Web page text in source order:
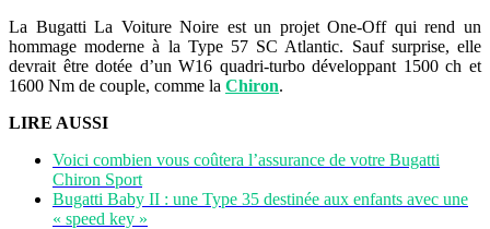
La Bugatti La Voiture Noire est un projet One-Off qui rend un
hommage moderne à la Type 57 SC Atlantic. Sauf surprise, elle
devrait être dotée d’un W16 quadri-turbo développant 1500 ch et
1600 Nm de couple, comme la Chiron.
LIRE AUSSI
Voici combien vous coûtera l’assurance de votre Bugatti
Chiron Sport
Bugatti Baby II : une Type 35 destinée aux enfants avec une
« speed key »